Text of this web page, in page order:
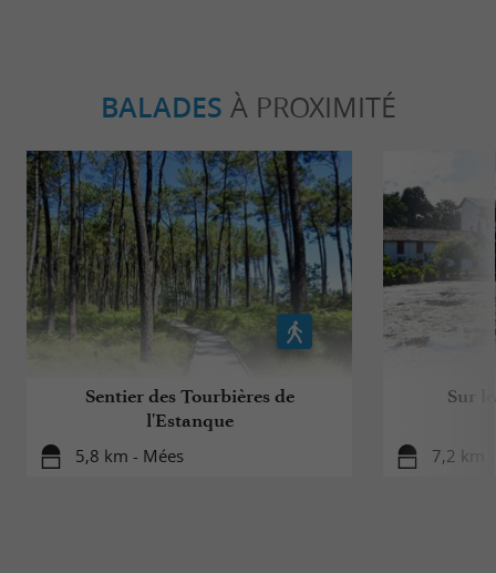
BALADES À PROXIMITÉ
Sentier des Tourbières de
l'Estanque
5,8 km - Mées
Sur
7,2 km